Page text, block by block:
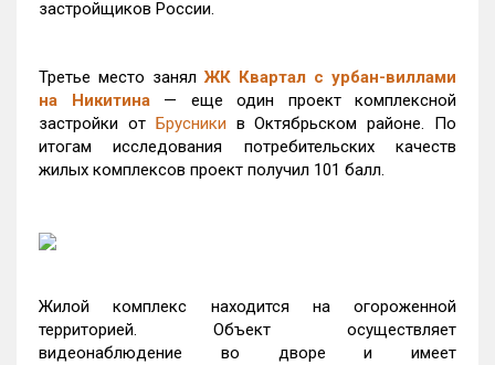
застройщиков России.
Третье место занялЖК Квартал с урбан-виллами
на Никитина— еще один проект комплексной
застройки от
Брусники в Октябрьском районе. По
итогам исследования потребительских качеств
жилых комплексов проект получил 101 балл.
Жилой комплекс находится на огороженной
территорией. Объект осуществляет
видеонаблюдение во дворе и имеет